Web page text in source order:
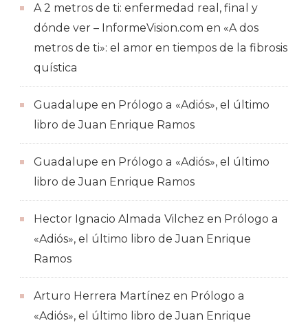
A 2 metros de ti: enfermedad real, final y
dónde ver – InformeVision.com en «A dos
metros de ti»: el amor en tiempos de la fibrosis
quística
Guadalupe en Prólogo a «Adiós», el último
libro de Juan Enrique Ramos
Guadalupe en Prólogo a «Adiós», el último
libro de Juan Enrique Ramos
Hector Ignacio Almada Vilchez en Prólogo a
«Adiós», el último libro de Juan Enrique
Ramos
Arturo Herrera Martínez en Prólogo a
«Adiós», el último libro de Juan Enrique